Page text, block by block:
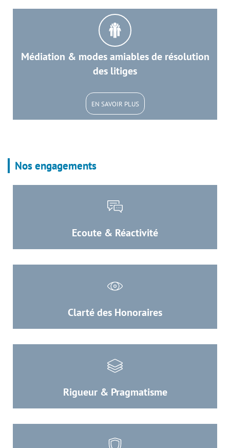
Médiation & modes amiables de résolution
des litiges
EN SAVOIR PLUS
Nos engagements
Ecoute & Réactivité
Clarté des Honoraires
Rigueur & Pragmatisme